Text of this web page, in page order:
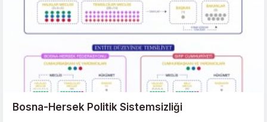
Bosna-Hersek Politik Sistemsizliği